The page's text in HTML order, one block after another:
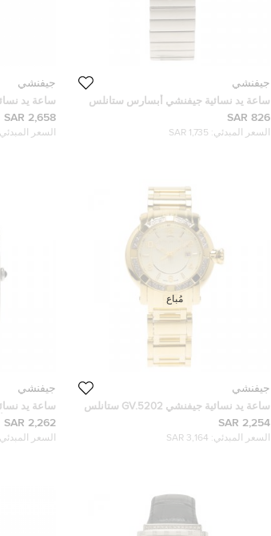
جيفنشي
ساعة يد نسائية جيفنشي أبسارس ستانلس
ستيل زرقاء 23 مم
826 SAR
السعر المبدئي: 1,735 SAR
جيفنشي
ساعة يد
REG.800411 ستانلس ستيل فضي 35 مم
2,658 SAR
السعر
جيفنشي
ساعة يد نسائية جيفنشي GV.5202 ستانلس
ستيل بيضاء 36مم
2,254 SAR
السعر المبدئي: 3,164 SAR
مُباع
جيفنشي
ساعة يد
ستيل صدف أزرق
2,262 SAR
السعر